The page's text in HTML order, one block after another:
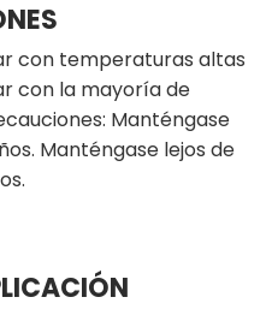
con temperaturas altas
con la mayoría de
Manténgase
Manténgase lejos de